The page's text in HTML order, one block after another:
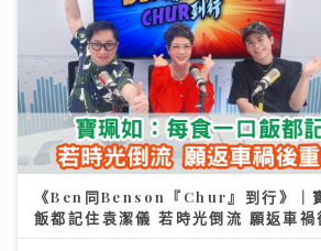
《Ben同Benson『Chur』到行》｜
飯都記住袁潔儀 若時光倒流 願返車禍